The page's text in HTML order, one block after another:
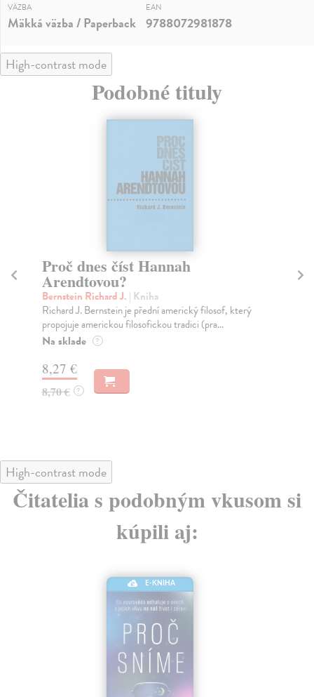
VÄZBA
Mäkká väzba / Paperback
EAN
9788072981878
High-contrast mode
Podobné tituly
Proč dnes číst Hannah
Arendtovou?
Bernstein Richard J. | Kniha
Richard J. Bernstein je přední americký filosof, který
propojuje americkou filosofickou tradici (pra...
Na sklade ?
8,27 €
8,70 € ?
High-contrast mode
Čitatelia s podobným vkusom si
kúpili aj: